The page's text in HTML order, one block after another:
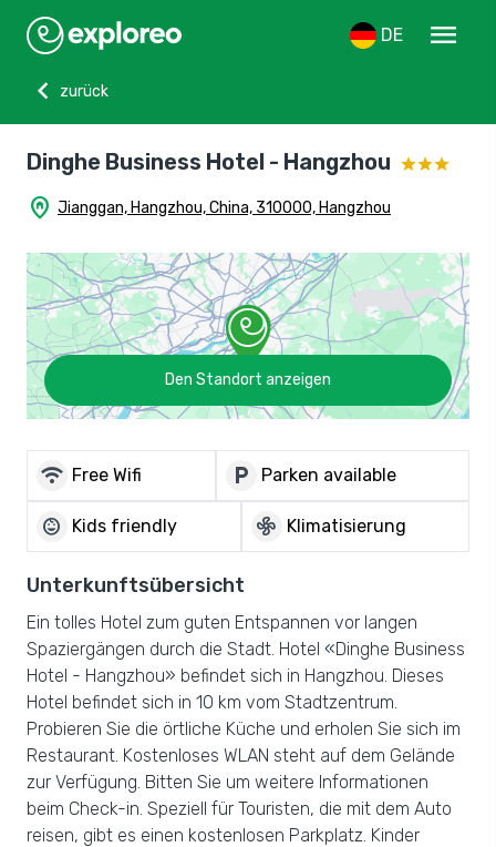
DE
menu
chevron_left
zurück
Dinghe Business Hotel - Hangzhou
home_pin Jianggan, Hangzhou, China, 310000, Hangzhou
Den Standort anzeigen
wifi Free Wifi local_parking Parken available
child_care Kids friendly mode_fan Klimatisierung
Unterkunftsübersicht
Ein tolles Hotel zum guten Entspannen vor langen
Spaziergängen durch die Stadt. Hotel «Dinghe Business
Hotel - Hangzhou» befindet sich in Hangzhou. Dieses
Hotel befindet sich in 10 km vom Stadtzentrum.
Probieren Sie die örtliche Küche und erholen Sie sich im
Restaurant. Kostenloses WLAN steht auf dem Gelände
zur Verfügung. Bitten Sie um weitere Informationen
beim Check-in. Speziell für Touristen, die mit dem Auto
reisen, gibt es einen kostenlosen Parkplatz. Kinder